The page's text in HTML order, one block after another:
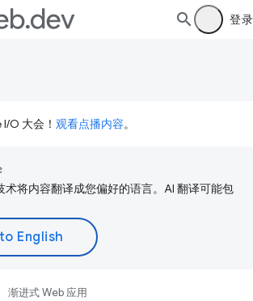
登录
O 大会！ 观看点播内容。
术将内容翻译成您偏好的语言。AI 翻译可能包
渐进式 Web 应用